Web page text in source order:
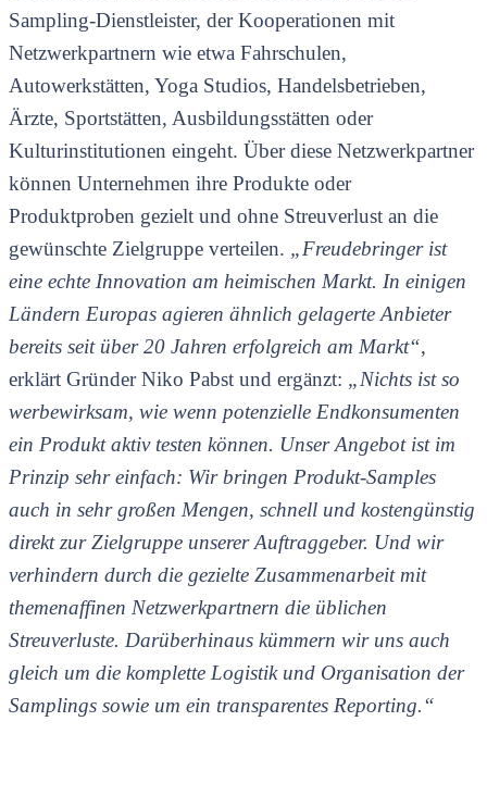
Sampling-Dienstleister, der Kooperationen mit
Netzwerkpartnern wie etwa Fahrschulen,
Autowerkstätten, Yoga Studios, Handelsbetrieben,
Ärzte, Sportstätten, Ausbildungsstätten oder
Kulturinstitutionen eingeht. Über diese Netzwerkpartner
können Unternehmen ihre Produkte oder
Produktproben gezielt und ohne Streuverlust an die
gewünschte Zielgruppe verteilen. „Freudebringer ist
eine echte Innovation am heimischen Markt. In einigen
Ländern Europas agieren ähnlich gelagerte Anbieter
bereits seit über 20 Jahren erfolgreich am Markt“,
erklärt Gründer Niko Pabst und ergänzt: „Nichts ist so
werbewirksam, wie wenn potenzielle Endkonsumenten
ein Produkt aktiv testen können. Unser Angebot ist im
Prinzip sehr einfach: Wir bringen Produkt-Samples
auch in sehr großen Mengen, schnell und kostengünstig
direkt zur Zielgruppe unserer Auftraggeber. Und wir
verhindern durch die gezielte Zusammenarbeit mit
themenaffinen Netzwerkpartnern die üblichen
Streuverluste. Darüberhinaus kümmern wir uns auch
gleich um die komplette Logistik und Organisation der
Samplings sowie um ein transparentes Reporting.“